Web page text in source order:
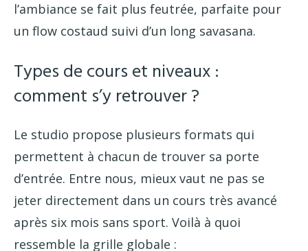
l’ambiance se fait plus feutrée, parfaite pour
un flow costaud suivi d’un long savasana.
Types de cours et niveaux :
comment s’y retrouver ?
Le studio propose plusieurs formats qui
permettent à chacun de trouver sa porte
d’entrée. Entre nous, mieux vaut ne pas se
jeter directement dans un cours très avancé
après six mois sans sport. Voilà à quoi
ressemble la grille globale :